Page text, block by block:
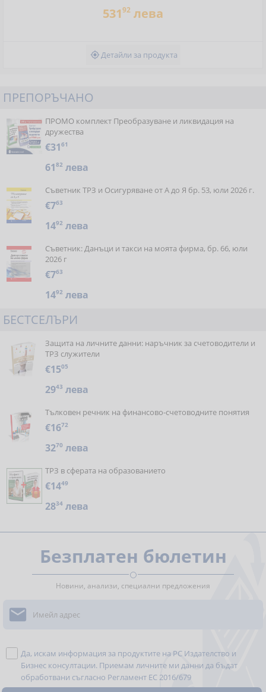
53192 лева
Детайли за продукта
ПРЕПОРЪЧАНО
ПРОМО комплект Преобразуване и ликвидация на
дружества
€3161
6182 лева
Съветник ТРЗ и Осигуряване от А до Я бр. 53, юли 2026 г.
€763
1492 лева
Съветник: Данъци и такси на моята фирма, бр. 66, юли
2026 г
€763
1492 лева
БЕСТСЕЛЪРИ
Защита на личните данни: наръчник за счетоводители и
ТРЗ служители
€1505
2943 лева
Тълковен речник на финансово-счетоводните понятия
€1672
3270 лева
ТРЗ в сферата на образованието
€1449
2834 лева
Безплатен бюлетин
Новини, анализи, специални предложения

Да, искам информация за продуктите на РС Издателство и
Бизнес консултации. Приемам личните ми данни да бъдат
обработвани съгласно Регламент ЕС 2016/679